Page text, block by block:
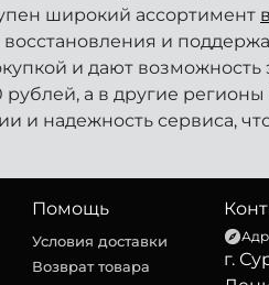
широкий ассортимент
и
и дают
рублей, а в другие
и надежность сервиса,
Помощь
Условия доставки
Возврат товара
г.